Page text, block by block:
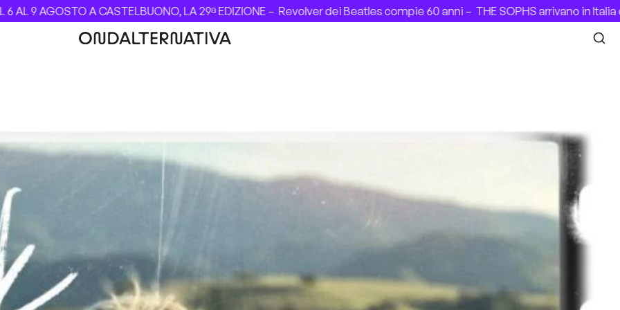
LA 29ª EDIZIONE –Revolver dei Beatles compie 60 anni –THE SOPHS arrivano in Italia con il debut album